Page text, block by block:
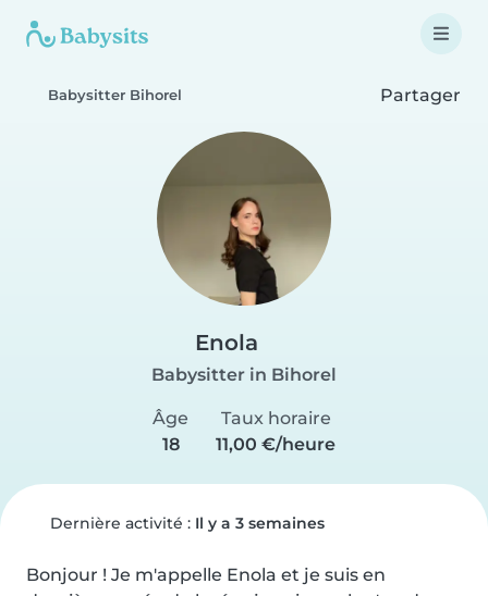
Babysitter Bihorel Partager
Enola
Babysitter in Bihorel
Âge
18
Taux horaire
11,00 €/heure
Dernière activité : Il y a 3 semaines
Bonjour ! Je m'appelle Enola et je suis en